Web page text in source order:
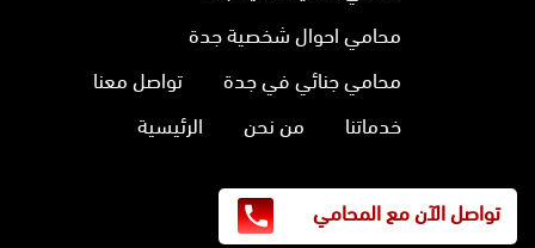
محامي احوال شخصية جدة
محامي جنائي في جدة
تواصل معنا
خدماتنا
من نحن الرئيسية
تواصل الآن مع المحامي